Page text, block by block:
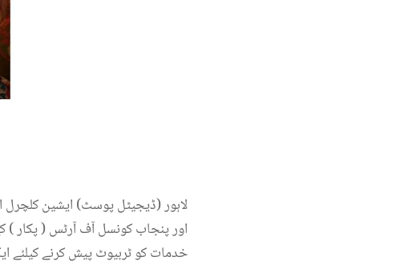
لاہور (ڈیجیٹل پوسٹ) ایشین کلچرل
اور پنجاب کونسل آف آرٹس ( پکار